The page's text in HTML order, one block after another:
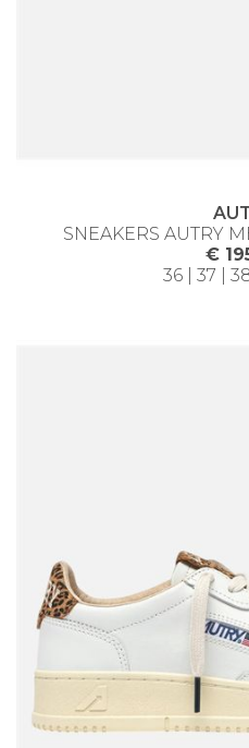
SNEAKERS AUTRY
€
36 | 37 |